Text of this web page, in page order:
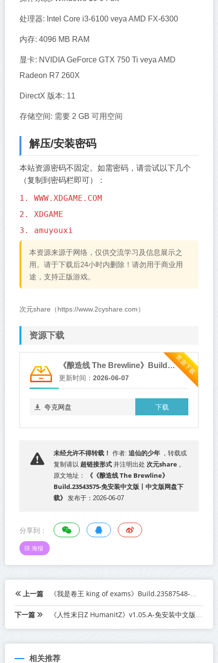
处理器: Intel Core i3-6100 veya AMD FX-6300
内存: 4096 MB RAM
显卡: NVIDIA GeForce GTX 750 Ti veya AMD
Radeon R7 260X
DirectX 版本: 11
存储空间: 需要 2 GB 可用空间
解压/安装密码
本站资源密码不固定。如需密码，请尝试以下几个
（复制到密码栏即可）：
1. WWW.XDGAME.COM
2. XDGAME
3. amuyouxi
本资源来源于网络，仅供交流学习及信息展示之
用。请于下载后24小时内删除！请勿用于商业用
途，支持正版游戏。
次元share（https://www.2cyshare.com）
资源下载
资源下载
《酿造线 The Brewline》Build.23543575-免安装中文版
更新时间： 2026-06-07
下载
夸克网盘
未经允许不得转载！ 作者: 追仙的少年 ，转载或
复制请以 超链接形式 并注明出处 次元share 。
原文地址：
《《酿造线 The Brewline》
Build.23543575-免安装中文版丨中文版网盘下
载》
发布于：2026-06-07
分享到：
海报
上一篇 《我是卷王 king of exams》Build.23587548-免安装中文版丨中文版网盘下载
下一篇 《人性末日Z HumanitZ》v1.05.A-免安装中文版【单机+联机】丨中文版网盘下载
相关推荐